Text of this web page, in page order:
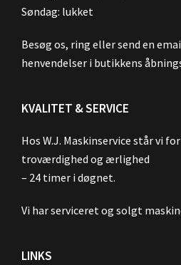
Søndag: lukket
Besøg os, ring eller send en
henvendelser i butikkens
KVALITET & SERVICE
Hos W.J. Maskinservice står vi
troværdighed og ærlighed
– 24 timer i døgnet.
Vi har serviceret og solgt
LINKS